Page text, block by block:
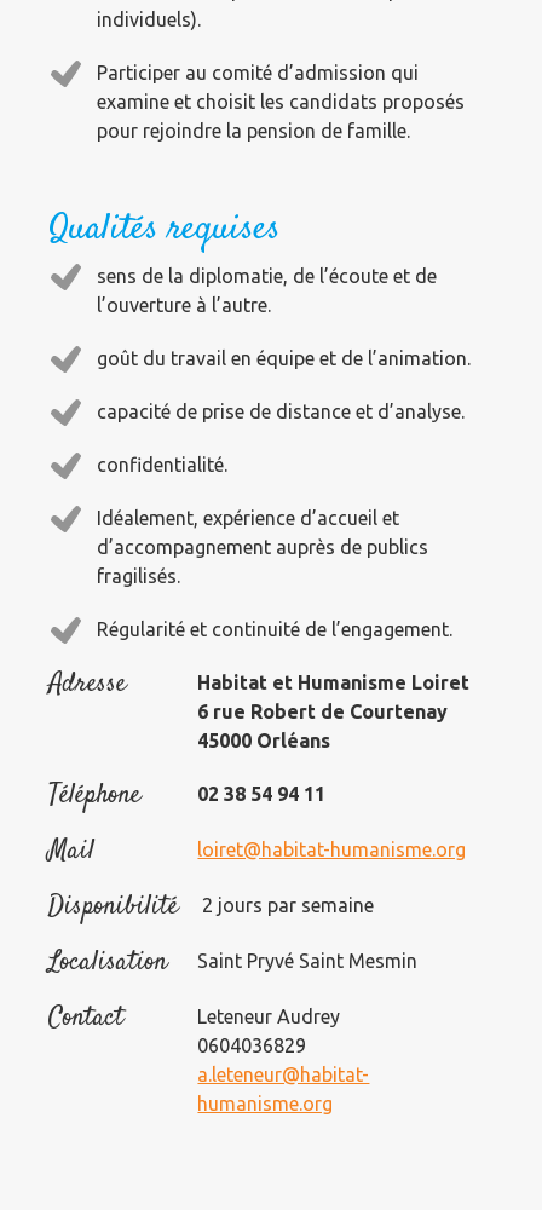
individuels).
Participer au comité d’admission qui
examine et choisit les candidats proposés
pour rejoindre la pension de famille.
Qualités requises
sens de la diplomatie, de l’écoute et de
l’ouverture à l’autre.
goût du travail en équipe et de l’animation.
capacité de prise de distance et d’analyse.
confidentialité.
Idéalement, expérience d’accueil et
d’accompagnement auprès de publics
fragilisés.
Régularité et continuité de l’engagement.
Adresse
Habitat et Humanisme Loiret
6 rue Robert de Courtenay
45000 Orléans
Téléphone 02 38 54 94 11
Mail loiret@habitat-humanisme.org
Disponibilité 2 jours par semaine
Localisation Saint Pryvé Saint Mesmin
Contact
Leteneur Audrey
0604036829
a.leteneur@habitat-
humanisme.org